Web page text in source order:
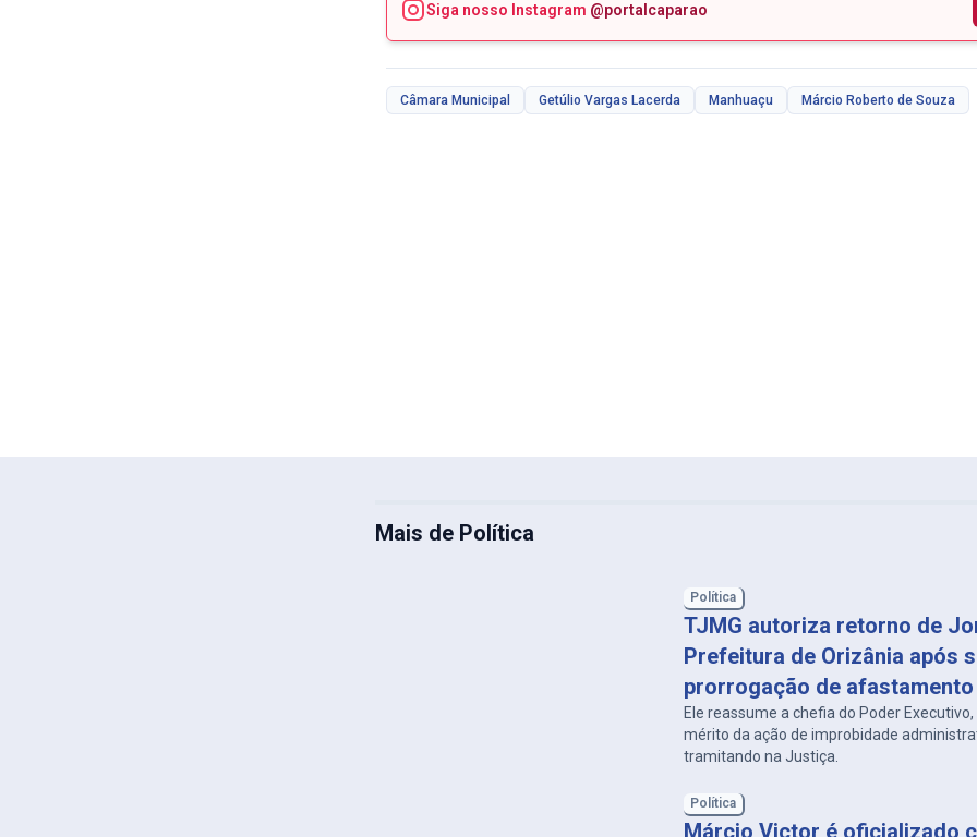
Siga nosso Instagram @portalcaparao
Câmara Municipal Getúlio Vargas Lacerda Manhuaçu Márcio Roberto de Souza
Mais de Política
Política
TJMG autoriza retorno de
Prefeitura de Orizânia após
prorrogação de afastamento
Ele reassume a chefia do Poder
mérito da ação de improbidade
tramitando na Justiça.
Política
Márcio Victor é oficializado